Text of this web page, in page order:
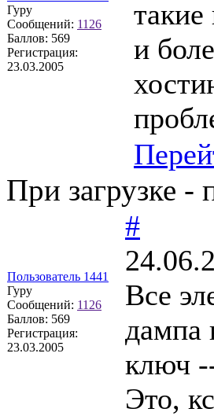
Гуру
Сообщений: 1126
Баллов: 569
Регистрация:
23.03.2005
и
При загрузке -
Пользователь 1441
Гуру
Сообщений: 1126
Баллов: 569
Регистрация:
23.03.2005
#
Все
дампа
ключ
Это,